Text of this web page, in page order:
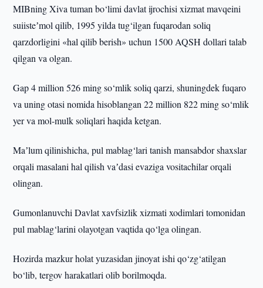
MIBning Xiva tuman bo‘limi davlat ijrochisi xizmat mavqeini
suiisteʼmol qilib, 1995 yilda tug‘ilgan fuqarodan soliq
qarzdorligini «hal qilib berish» uchun 1500 AQSH dollari talab
qilgan va olgan.
Gap 4 million 526 ming so‘mlik soliq qarzi, shuningdek fuqaro
va uning otasi nomida hisoblangan 22 million 822 ming so‘mlik
yer va mol-mulk soliqlari haqida ketgan.
Maʼlum qilinishicha, pul mablag‘lari tanish mansabdor shaxslar
orqali masalani hal qilish vaʼdasi evaziga vositachilar orqali
olingan.
Gumonlanuvchi Davlat xavfsizlik xizmati xodimlari tomonidan
pul mablag‘larini olayotgan vaqtida qo‘lga olingan.
Hozirda mazkur holat yuzasidan jinoyat ishi qo‘zg‘atilgan
bo‘lib, tergov harakatlari olib borilmoqda.